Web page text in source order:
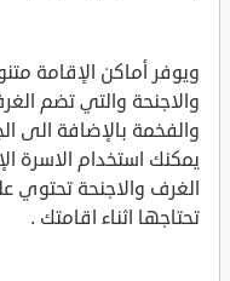
ويوفر أماكن الإقامة
والاجنحة والتي تضم
والفخمة بالإضافة الى
يمكنك استخدام الاسرة
الغرف والاجنحة تحتوي
تحتاجها اثناء اقامتك .